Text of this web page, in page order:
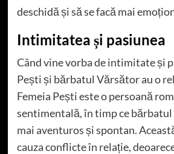
deschidă și să se facă mai
Intimitatea și pasiunea
Când vine vorba de intimitate și
Pești și bărbatul Vărsător au o
Femeia Pești este o persoană
sentimentală, în timp ce
mai aventuros și spontan.
cauza conflicte în relație,